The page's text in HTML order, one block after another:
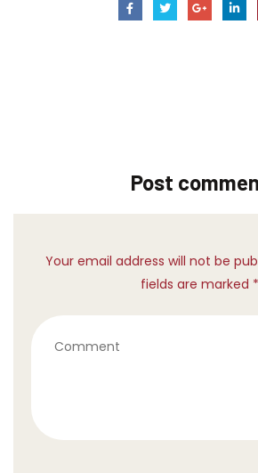
Post
Your email address will not be
fields are marked *